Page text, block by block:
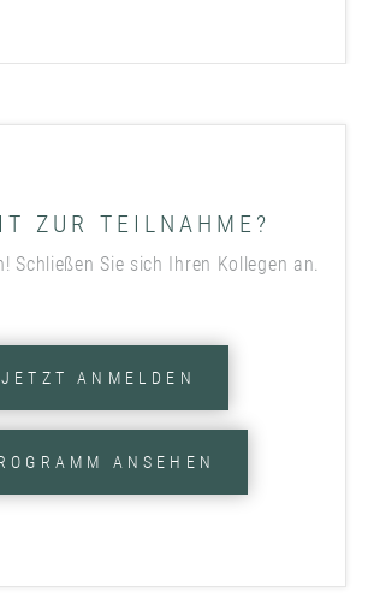
ZUR TEILNAHME?
Schließen Sie sich Ihren Kollegen an.
JETZT ANMELDEN
ANSEHEN